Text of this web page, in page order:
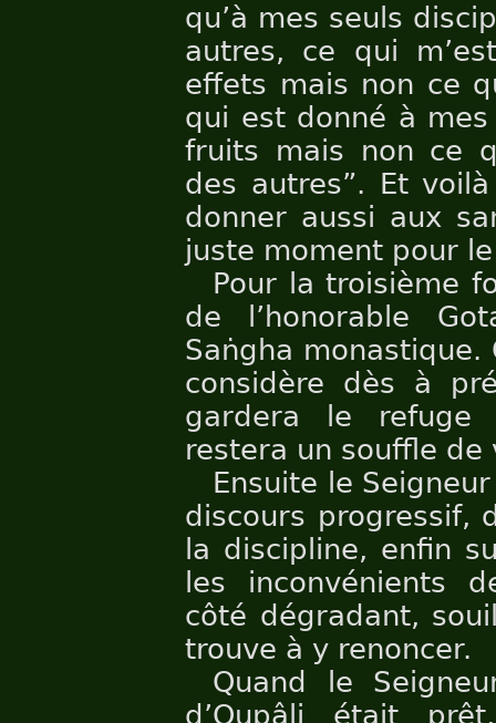
qu’à mes seuls
autres, ce qui
effets mais non ce
qui est donné à
fruits mais non ce
des autres”. Et
donner aussi aux
juste moment pour
Pour la troisième
de l’honorable
Saṅgha monastique.
considère dès à
gardera le refuge
restera un souffle de
Ensuite le
discours progressif,
la discipline, enfin
les inconvénients
côté dégradant,
trouve à y renoncer.
Quand le
d’Oupâli était